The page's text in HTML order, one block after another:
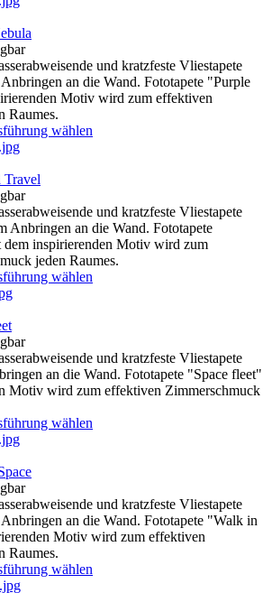
und kratzfeste Vliestapete
an die Wand. Fototapete "Purple
Motiv wird zum effektiven
Raumes.
wählen
Travel
und kratzfeste Vliestapete
Anbringen an die Wand. Fototapete
inspirierenden Motiv wird zum
jeden Raumes.
wählen
und kratzfeste Vliestapete
an die Wand. Fototapete "Space fleet"
Motiv wird zum effektiven Zimmerschmuck
wählen
und kratzfeste Vliestapete
an die Wand. Fototapete "Walk in
Motiv wird zum effektiven
Raumes.
wählen